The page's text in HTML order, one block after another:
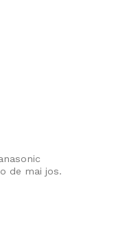
de mai jos.